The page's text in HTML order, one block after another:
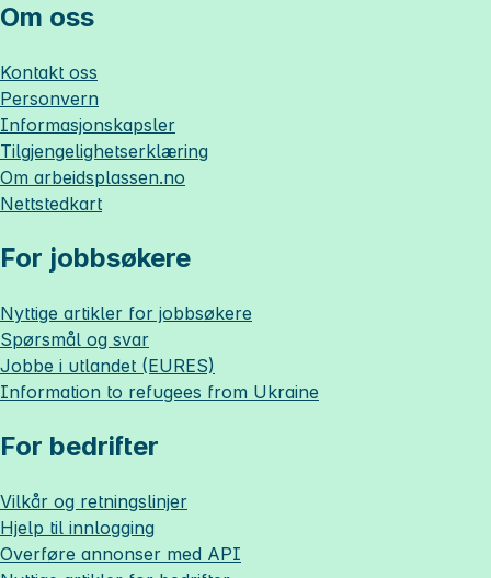
Om oss
Kontakt oss
Personvern
Informasjonskapsler
Tilgjengelighetserklæring
Om arbeidsplassen.no
Nettstedkart
For jobbsøkere
Nyttige artikler for jobbsøkere
Spørsmål og svar
Jobbe i utlandet (EURES)
Information to refugees from Ukraine
For bedrifter
Vilkår og retningslinjer
Hjelp til innlogging
Overføre annonser med API